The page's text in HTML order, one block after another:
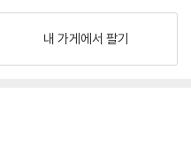
내 가게에서 팔기